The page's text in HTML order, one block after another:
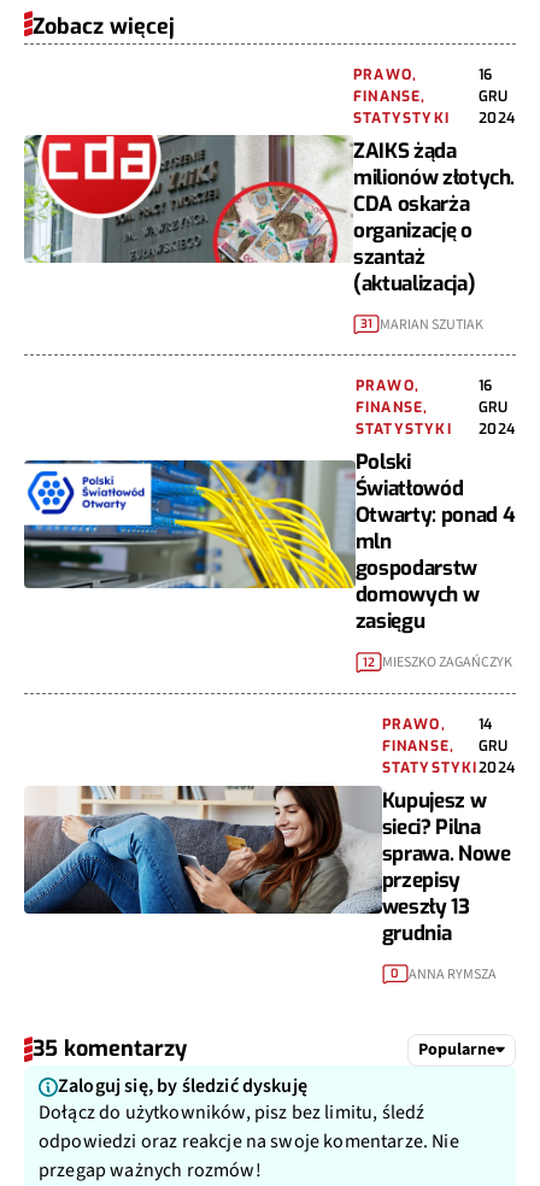
Zobacz więcej
PRAWO,
FINANSE,
STATYSTYKI
16
GRU
2024
ZAIKS żąda
milionów złotych.
CDA oskarża
organizację o
szantaż
(aktualizacja)
31 MARIAN SZUTIAK
PRAWO,
FINANSE,
STATYSTYKI
16
GRU
2024
Polski
Światłowód
Otwarty: ponad 4
mln
gospodarstw
domowych w
zasięgu
12 MIESZKO ZAGAŃCZYK
PRAWO,
FINANSE,
STATYSTYKI
14
GRU
2024
Kupujesz w
sieci? Pilna
sprawa. Nowe
przepisy
weszły 13
grudnia
0 ANNA RYMSZA
35 komentarzy Popularne
Zaloguj się, by śledzić dyskuję
Dołącz do użytkowników, pisz bez limitu, śledź
odpowiedzi oraz reakcje na swoje komentarze. Nie
przegap ważnych rozmów!